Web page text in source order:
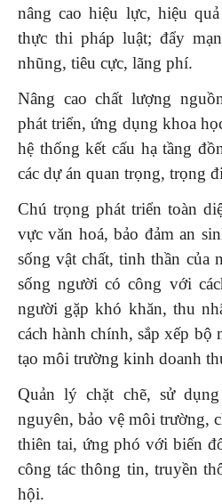
nâng cao hiệu lực, hiệu
thực thi pháp luật; đẩy
nhũng, tiêu cực, lãng phí.
Nâng cao chất lượng
phát triển, ứng dụng khoa
hệ thống kết cấu hạ tầng
các dự án quan trọng, trọng
Chú trọng phát triển toàn
vực văn hoá, bảo đảm an
sống vật chất, tinh thần của
sống người có công với
người gặp khó khăn, thu
cách hành chính, sắp xếp bộ
tạo môi trường kinh doanh
Quản lý chặt chẽ, sử
nguyên, bảo vệ môi trường,
thiên tai, ứng phó với biến
công tác thông tin, truyền
hội.